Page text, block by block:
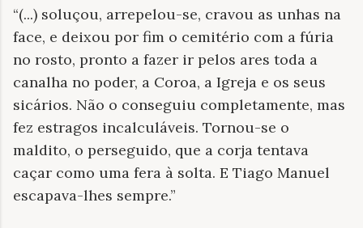
“(...) soluçou, arrepelou-se, cravou as unhas na
face, e deixou por fim o cemitério com a fúria
no rosto, pronto a fazer ir pelos ares toda a
canalha no poder, a Coroa, a Igreja e os seus
sicários. Não o conseguiu completamente, mas
fez estragos incalculáveis. Tornou-se o
maldito, o perseguido, que a corja tentava
caçar como uma fera à solta. E Tiago Manuel
escapava-lhes sempre.”